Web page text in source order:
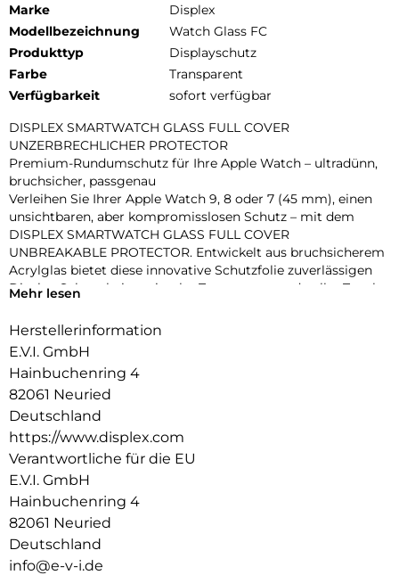
Marke
Displex
Modellbezeichnung
Watch Glass FC
Produkttyp
Displayschutz
Farbe
Transparent
Verfügbarkeit
sofort verfügbar
DISPLEX SMARTWATCH GLASS FULL COVER
UNZERBRECHLICHER PROTECTOR
Premium-Rundumschutz für Ihre Apple Watch – ultradünn,
bruchsicher, passgenau
Verleihen Sie Ihrer Apple Watch 9, 8 oder 7 (45 mm), einen
unsichtbaren, aber kompromisslosen Schutz – mit dem
DISPLEX SMARTWATCH GLASS FULL COVER
UNBREAKABLE PROTECTOR. Entwickelt aus bruchsicherem
Acrylglas bietet diese innovative Schutzfolie zuverlässigen
Display-Schutz bei maximaler Transparenz und voller Touch-
Dank des vollflächig haftenden Edge-to-Edge-Designs mit
ab – perfekt für sportliche Einsätze, den Alltag oder den
stilbewussten Nutzer. Eine High-Tech-Anti-Fingerprint-
Beschichtung schützt vor störenden Flecken und sorgt für
dauerhaft brillante Optik.
Die beiliegende Eco-Montagehilfe aus recyceltem PET (rPET)
macht die Anbringung zum Kinderspiel: einfach, sicher,
blasenfrei – ohne Werkzeug oder Klebstoffreste.
Produktvorteile im Überblick:
Unzerbrechliches, stoßdämpfendes Acrylglas
3D Edge-to-Edge Kontur für nahtlose Abdeckung
Ultradünn – volle Touch-, Wisch- und Buttonfunktion
Mehr lesen
Herstellerinformation
E.V.I. GmbH
Hainbuchenring 4
82061 Neuried
Deutschland
https://www.displex.com
Verantwortliche für die EU
E.V.I. GmbH
Hainbuchenring 4
82061 Neuried
Deutschland
info@e-v-i.de